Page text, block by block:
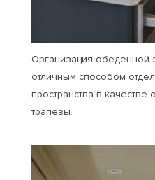
Организация обеденной
отличным способом
пространства в качестве
трапезы.